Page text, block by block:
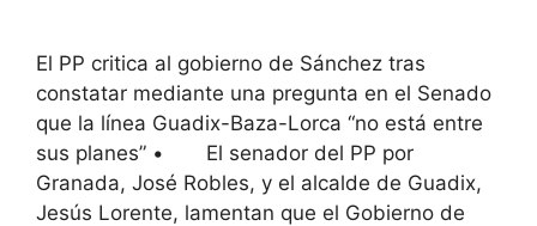
El PP critica al gobierno de Sánchez tras
constatar mediante una pregunta en el Senado
que la línea Guadix-Baza-Lorca “no está entre
sus planes” • El senador del PP por
Granada, José Robles, y el alcalde de Guadix,
Jesús Lorente, lamentan que el Gobierno de